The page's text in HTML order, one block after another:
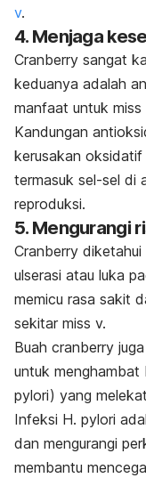
v.
4. Menjaga
Cranberry sangat
keduanya adalah
manfaat untuk miss
Kandungan
kerusakan
termasuk sel-sel di
reproduksi.
5. Mengurangi
Cranberry
ulserasi atau luka
memicu rasa sakit
sekitar miss v.
Buah cranberry
untuk menghambat
pylori) yang
Infeksi H. pylori
dan mengurangi
membantu